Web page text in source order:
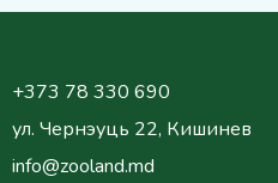
+373 78 330 690
ул. Чернэуць 22, Кишинев
info@zooland.md